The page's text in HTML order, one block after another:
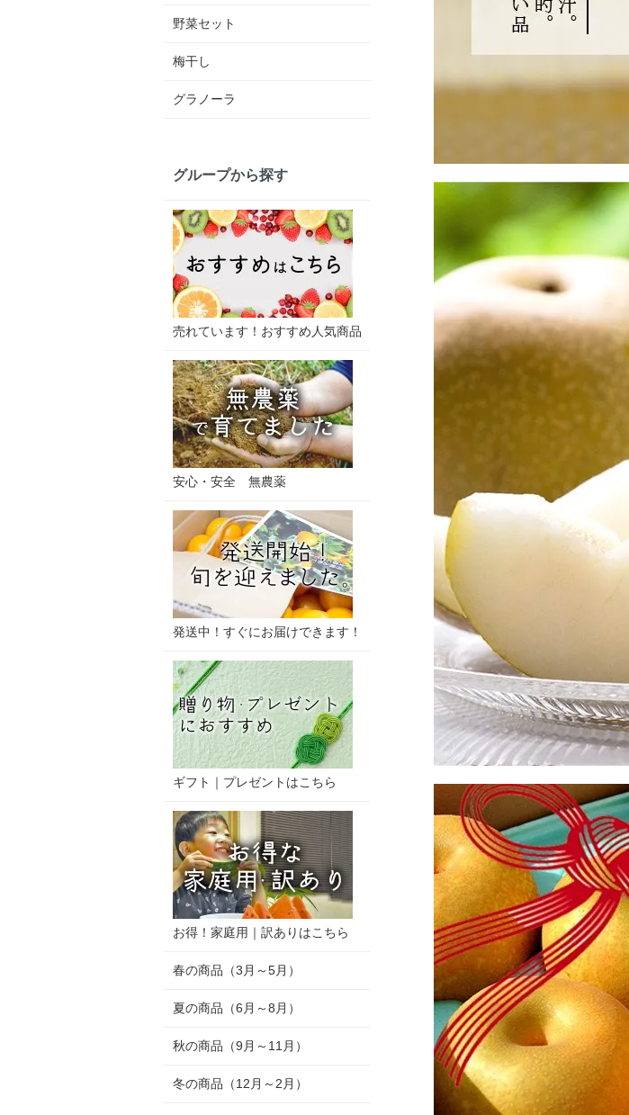
野菜セット
梅干し
グラノーラ
グループから探す
売れています！おすすめ人気商品
安心・安全 無農薬
発送中！すぐにお届けできます！
ギフト｜プレゼントはこちら
お得！家庭用｜訳ありはこちら
春の商品（3月～5月）
夏の商品（6月～8月）
秋の商品（9月～11月）
冬の商品（12月～2月）